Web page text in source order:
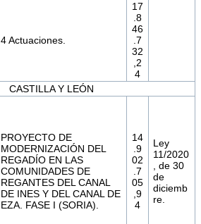
4 Actuaciones.
17
.8
46
.7
32
,2
4
CASTILLA Y LEÓN
PROYECTO DE
MODERNIZACIÓN DEL
REGADÍO EN LAS
COMUNIDADES DE
REGANTES DEL CANAL
DE INES Y DEL CANAL DE
EZA. FASE I (SORIA).
14
.9
02
.7
05
,9
4
Ley
11/2020
, de 30
de
diciemb
re.